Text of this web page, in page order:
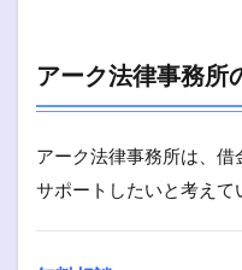
アーク法律事務所
アーク法律事務所は、
サポートしたいと考えて